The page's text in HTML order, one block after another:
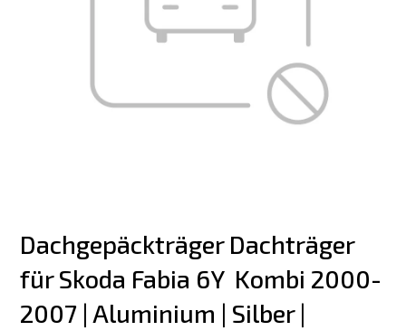
Dachgepäckträger Dachträger
für Skoda Fabia 6Y  Kombi 2000-
2007 | Aluminium | Silber |